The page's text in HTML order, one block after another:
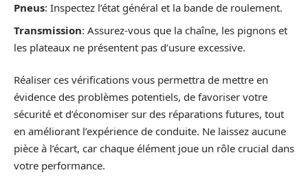
Pneus: Inspectez l’état général et la bande de roulement.
Transmission: Assurez-vous que la chaîne, les pignons et
les plateaux ne présentent pas d’usure excessive.
Réaliser ces vérifications vous permettra de mettre en
évidence des problèmes potentiels, de favoriser votre
sécurité et d’économiser sur des réparations futures, tout
en améliorant l’expérience de conduite. Ne laissez aucune
pièce à l’écart, car chaque élément joue un rôle crucial dans
votre performance.